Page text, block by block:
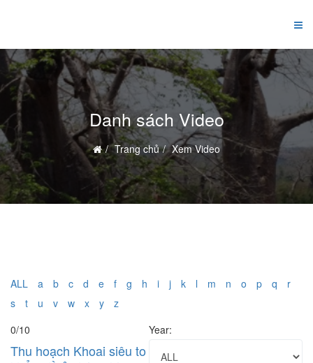
Danh sách Video
Trang chủ Xem Video
ALL a b c d e f g h i j k l m n o p q
r
s
t u v w x y
z
Year:
0/10
Thu hoạch Khoai siêu to